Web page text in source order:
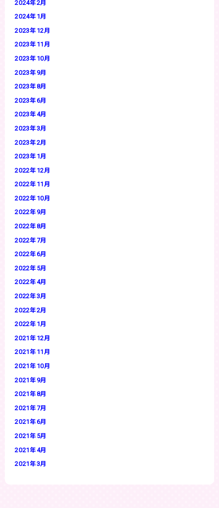
2024年2月
2024年1月
2023年12月
2023年11月
2023年10月
2023年9月
2023年8月
2023年6月
2023年4月
2023年3月
2023年2月
2023年1月
2022年12月
2022年11月
2022年10月
2022年9月
2022年8月
2022年7月
2022年6月
2022年5月
2022年4月
2022年3月
2022年2月
2022年1月
2021年12月
2021年11月
2021年10月
2021年9月
2021年8月
2021年7月
2021年6月
2021年5月
2021年4月
2021年3月